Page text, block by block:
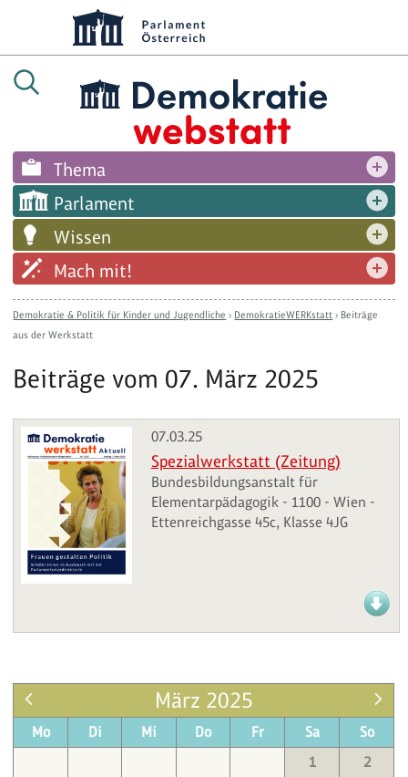
Thema
Parlament
Wissen
Mach mit!
Demokratie & Politik für Kinder und Jugendliche › DemokratieWERKstatt › Beiträge
aus der Werkstatt
Beiträge vom 07. März 2025
07.03.25
Spezialwerkstatt (Zeitung)
Bundesbildungsanstalt für
Elementarpädagogik - 1100 - Wien -
Ettenreichgasse 45c, Klasse 4JG
März 2025
Mo Di Mi Do Fr Sa
So
1
2